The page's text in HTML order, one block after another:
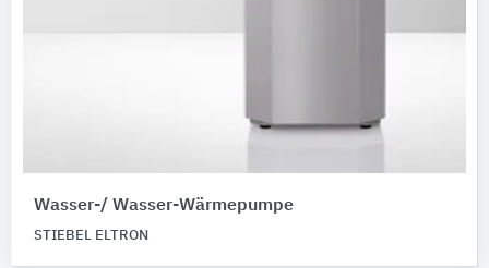
Wasser-/ Wasser-Wärmepumpe
STIEBEL ELTRON